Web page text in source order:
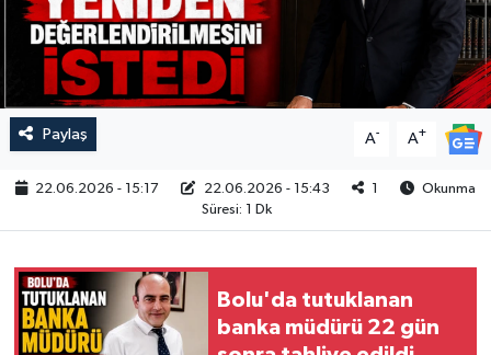
Paylaş A- A+
22.06.2026 - 15:17 22.06.2026 - 15:43
Okunma
Süresi: 1 Dk
Bolu'da tutuklanan
banka müdürü 22 gün